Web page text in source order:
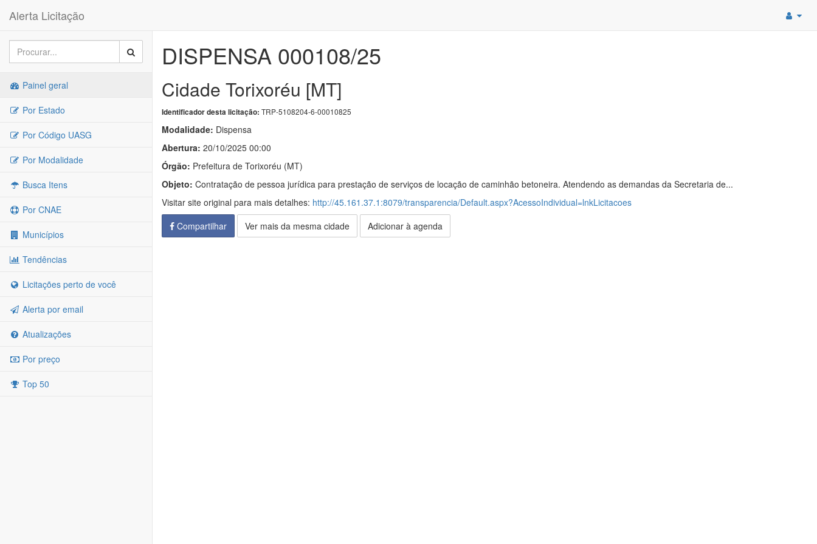
Alerta Licitação
Painel geral
Por Estado
Por Código UASG
Por Modalidade
Busca Itens
Por CNAE
Municípios
Tendências
Licitações perto de você
Alerta por email
Atualizações
Por preço
Top 50
DISPENSA 000108/25
Cidade Torixoréu [MT]
Identificador desta licitação: TRP-5108204-6-00010825
Modalidade: Dispensa
Abertura: 20/10/2025 00:00
Órgão: Prefeitura de Torixoréu (MT)
Objeto: Contratação de pessoa jurídica para prestação de serviços de locação de caminhão betoneira. Atendendo as demandas da Secretaria de...
Visitar site original para mais detalhes: http://45.161.37.1:8079/transparencia/Default.aspx?AcessoIndividual=lnkLicitacoes
Compartilhar
Ver mais da mesma cidade Adicionar à agenda